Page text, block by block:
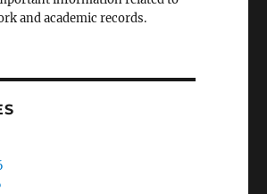
and academic records.